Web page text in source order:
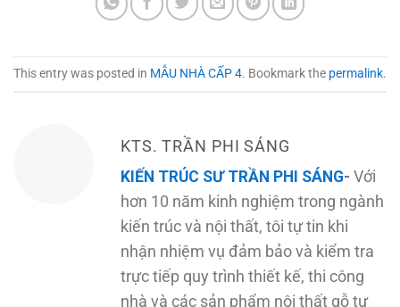
This entry was posted in MẪU NHÀ CẤP 4. Bookmark the permalink.
KTS. TRẦN PHI SÁNG
KIẾN TRÚC SƯ TRẦN PHI SÁNG- Với
hơn 10 năm kinh nghiệm trong ngành
kiến trúc và nội thất, tôi tự tin khi
nhận nhiệm vụ đảm bảo và kiểm tra
trực tiếp quy trình thiết kế, thi công
nhà và các sản phẩm nội thất gỗ tự